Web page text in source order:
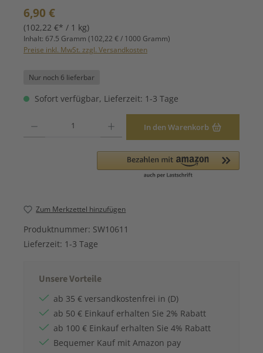
Regulärer Preis:
6,90 €
(102,22 €* / 1 kg)
Inhalt: 67.5 Gramm (102,22 € / 1000 Gramm)
Preise inkl. MwSt. zzgl. Versandkosten
Nur noch 6 lieferbar
Sofort verfügbar, Lieferzeit: 1-3 Tage
In den Warenkorb
Zum Merkzettel hinzufügen
Produktnummer: SW10611
Lieferzeit: 1-3 Tage
Unsere Vorteile
ab 35 € versandkostenfrei in (D)
ab 50 € Einkauf erhalten Sie 2% Rabatt
ab 100 € Einkauf erhalten Sie 4% Rabatt
Bequemer Kauf mit Amazon pay